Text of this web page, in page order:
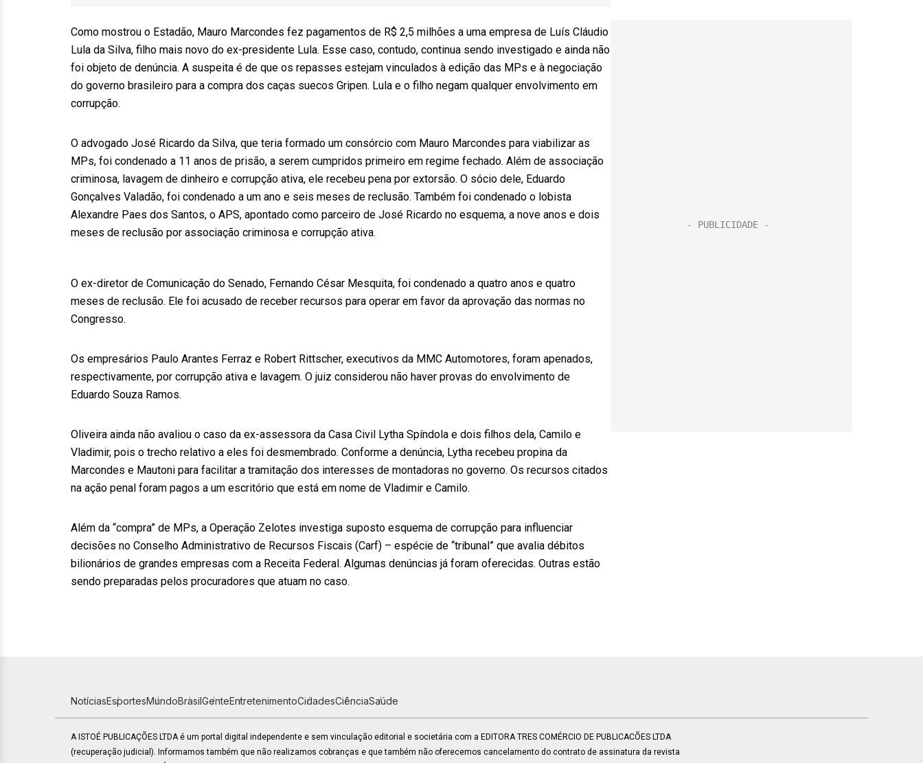
Como mostrou o Estadão, Mauro Marcondes fez pagamentos de R$ 2,5 milhões a uma empresa de Luís Cláudio
Lula da Silva, filho mais novo do ex-presidente Lula. Esse caso, contudo, continua sendo investigado e ainda não
foi objeto de denúncia. A suspeita é de que os repasses estejam vinculados à edição das MPs e à negociação
do governo brasileiro para a compra dos caças suecos Gripen. Lula e o filho negam qualquer envolvimento em
corrupção.
O advogado José Ricardo da Silva, que teria formado um consórcio com Mauro Marcondes para viabilizar as
MPs, foi condenado a 11 anos de prisão, a serem cumpridos primeiro em regime fechado. Além de associação
criminosa, lavagem de dinheiro e corrupção ativa, ele recebeu pena por extorsão. O sócio dele, Eduardo
Gonçalves Valadão, foi condenado a um ano e seis meses de reclusão. Também foi condenado o lobista
Alexandre Paes dos Santos, o APS, apontado como parceiro de José Ricardo no esquema, a nove anos e dois
meses de reclusão por associação criminosa e corrupção ativa.
O ex-diretor de Comunicação do Senado, Fernando César Mesquita, foi condenado a quatro anos e quatro
meses de reclusão. Ele foi acusado de receber recursos para operar em favor da aprovação das normas no
Congresso.
Os empresários Paulo Arantes Ferraz e Robert Rittscher, executivos da MMC Automotores, foram apenados,
respectivamente, por corrupção ativa e lavagem. O juiz considerou não haver provas do envolvimento de
Eduardo Souza Ramos.
Oliveira ainda não avaliou o caso da ex-assessora da Casa Civil Lytha Spíndola e dois filhos dela, Camilo e
Vladimir, pois o trecho relativo a eles foi desmembrado. Conforme a denúncia, Lytha recebeu propina da
Marcondes e Mautoni para facilitar a tramitação dos interesses de montadoras no governo. Os recursos citados
na ação penal foram pagos a um escritório que está em nome de Vladimir e Camilo.
Além da “compra” de MPs, a Operação Zelotes investiga suposto esquema de corrupção para influenciar
decisões no Conselho Administrativo de Recursos Fiscais (Carf) – espécie de “tribunal” que avalia débitos
bilionários de grandes empresas com a Receita Federal. Algumas denúncias já foram oferecidas. Outras estão
sendo preparadas pelos procuradores que atuam no caso.
NotíciasEsportesMundoBrasilGenteEntretenimentoCidadesCiênciaSaúde
A ISTOÉ PUBLICAÇÕES LTDA é um portal digital independente e sem vinculação editorial e societária com a EDITORA TRES COMÉRCIO DE PUBLICACÕES LTDA
(recuperação judicial). Informamos também que não realizamos cobranças e que também não oferecemos cancelamento do contrato de assinatura da revista